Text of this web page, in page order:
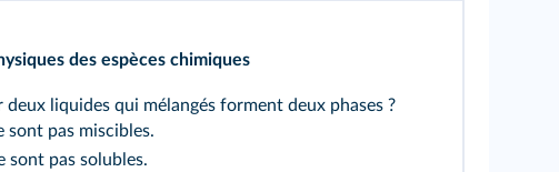
des espèces chimiques
liquides qui mélangés forment deux phases ?
sont pas miscibles.
Ces liquides ne sont pas solubles.